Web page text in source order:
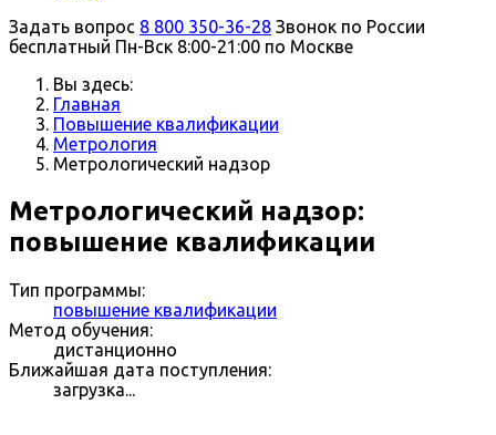
Задать вопрос 8 800 350-36-28 Звонок по России
бесплатный Пн-Вск 8:00-21:00 по Москве
Вы здесь:
Главная
Повышение квалификации
Метрология
Метрологический надзор
Метрологический надзор:
повышение квалификации
Тип программы:
повышение квалификации
Метод обучения:
дистанционно
Ближайшая дата поступления:
загрузка...